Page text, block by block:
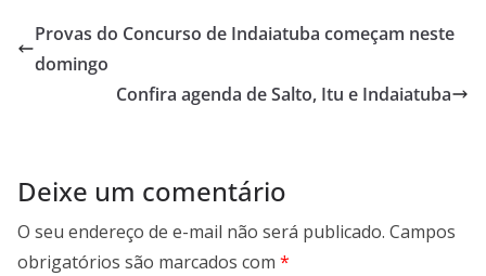
b
o
o
s
A
p
e
d
n
g
r
m
Provas do Concurso de Indaiatuba começam neste
domingo
Confira agenda de Salto, Itu e Indaiatuba
Deixe um comentário
O seu endereço de e-mail não será publicado. Campos
obrigatórios são marcados com *